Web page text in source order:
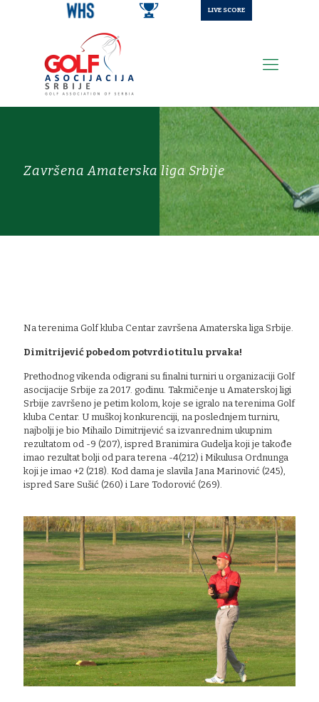
LIVE SCORE
Završena Amaterska liga Srbije
Na terenima Golf kluba Centar završena Amaterska liga Srbije.
Dimitrijević pobedom potvrdio titulu prvaka!
Prethodnog vikenda odigrani su finalni turniri u organizaciji Golf
asocijacije Srbije za 2017. godinu. Takmičenje u Amaterskoj ligi
Srbije završeno je petim kolom, koje se igralo na terenima Golf
kluba Centar. U muškoj konkurenciji, na poslednjem turniru,
najbolji je bio Mihailo Dimitrijević sa izvanrednim ukupnim
rezultatom od -9 (207), ispred Branimira Gudelja koji je takođe
imao rezultat bolji od para terena -4(212) i Mikulusa Ordnunga
koji je imao +2 (218). Kod dama je slavila Jana Marinović (245),
ispred Sare Sušić (260) i Lare Todorović (269).